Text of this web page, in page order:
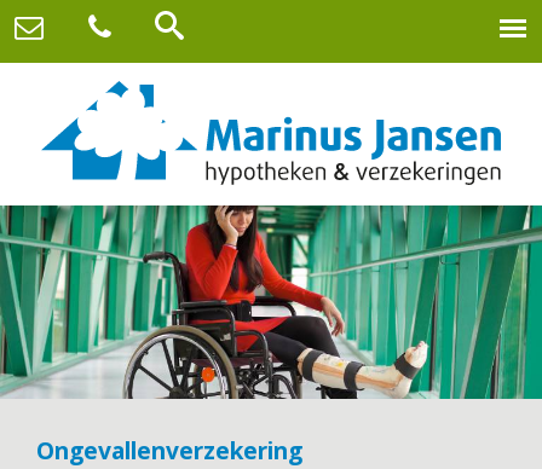
Ongevallenverzekering